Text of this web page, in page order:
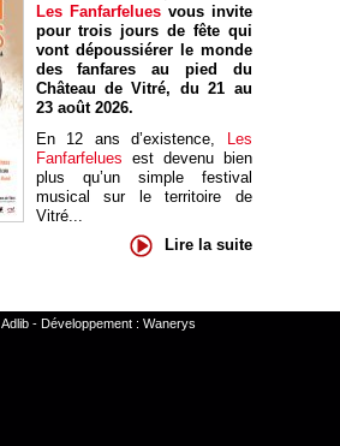
Les Fanfarfelues vous invite
pour trois jours de fête qui
vont dépoussiérer le monde
des fanfares au pied du
Château de Vitré, du 21 au
23 août 2026.
En 12 ans d’existence, Les
Fanfarfelues est devenu bien
plus qu’un simple festival
musical sur le territoire de
Vitré...
Lire la suite
Adlib- Développement : Wanerys